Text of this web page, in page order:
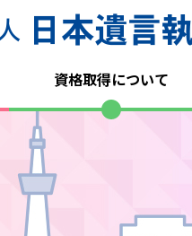
資格取得について